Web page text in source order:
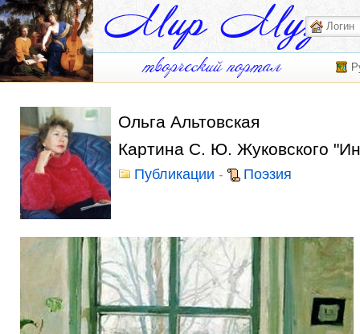
Ольга Альтовская
Картина С. Ю. Жуковского
Публикации - Поэзия